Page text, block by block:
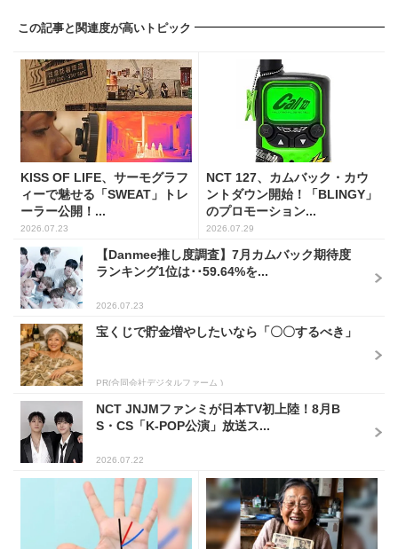
この記事と関連度が高いトピック
KISS OF LIFE、サーモグラフ
ィーで魅せる「SWEAT」トレ
ーラー公開！...
2026.07.23
NCT 127、カムバック・カウ
ントダウン開始！「BLINGY」
のプロモーション...
2026.07.29
【Danmee推し度調査】7月カムバック期待度
ランキング1位は･･59.64%を...
2026.07.23
宝くじで貯金増やしたいなら「〇〇するべき」
PR(合同会社デジタルファーム )
NCT JNJMファンミが日本TV初上陸！8月B
S・CS「K-POP公演」放送ス...
2026.07.22